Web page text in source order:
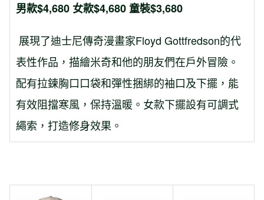
男款$4,680 女款$4,680 童裝$3,680
展現了迪士尼傳奇漫畫家Floyd Gottfredson的代
表性作品，描繪米奇和他的朋友們在戶外冒險。
配有拉鍊胸口口袋和彈性捆綁的袖口及下擺，能
有效阻擋寒風，保持溫暖。女款下擺設有可調式
繩索，打造修身效果。